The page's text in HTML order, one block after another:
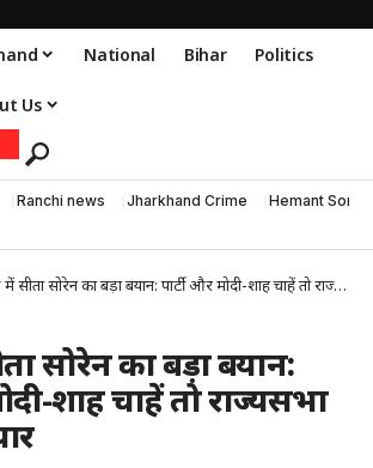
National Bihar Politics
Us
Ranchi news Jharkhand Crime Hemant Soren
सोरेन का बड़ा बयान: पार्टी और मोदी-शाह चाहें तो राज्यसभा जाने को तैयार
सोरेन का बड़ा बयान:
शाह चाहें तो राज्यसभा